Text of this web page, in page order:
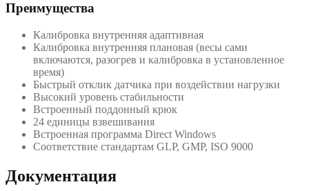
Преимущества
Калибровка внутренняя адаптивная
Калибровка внутренняя плановая (весы сами
включаются, разогрев и калибровка в установленное
время)
Быстрый отклик датчика при воздействии нагрузки
Высокий уровень стабильности
Встроенный поддонный крюк
24 единицы взвешивания
Встроенная программа Direct Windows
Соответствие стандартам GLP, GMP, ISO 9000
Документация